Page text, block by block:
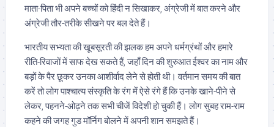
माता-पिता भी अपने बच्चों को हिंदी न सिखाकर, अंग्रेजी में बात करने और
अंग्रेजी तौर-तरीके सीखने पर बल देते हैं।
भारतीय सभ्यता की खूबसूरती की झलक हम अपने धर्मग्रंथों और हमारे
रीति-रिवाजों में साफ देख सकते हैं, जहाँ दिन की शुरुआत ईश्वर का नाम और
बड़ों के पैर छूकर उनका आशीर्वाद लेने से होती थी। वर्तमान समय की बात
करें तो लोग पाश्चात्य संस्कृति के रंग में ऐसे रंगे हैं कि उनके खाने-पीने से
लेकर, पहनने-ओढ़ने तक सभी चीजें विदेशी हो चुकी हैं। लोग सुबह राम-राम
कहने की जगह गुड मॉर्निग बोलने में अपनी शान समझते हैं।